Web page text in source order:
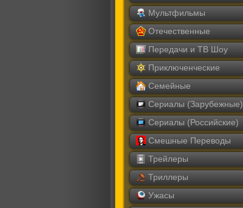
Мультфильмы
Отечественные
Передачи и ТВ Шоу
Приключенческие
Семейные
Сериалы (Зарубежные)
Сериалы (Российские)
Смешные Переводы
Трейлеры
Триллеры
Ужасы